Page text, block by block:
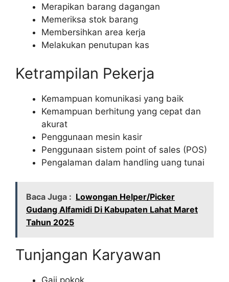
Merapikan barang dagangan
Memeriksa stok barang
Membersihkan area kerja
Melakukan penutupan kas
Ketrampilan Pekerja
Kemampuan komunikasi yang baik
Kemampuan berhitung yang cepat dan
akurat
Penggunaan mesin kasir
Penggunaan sistem point of sales (POS)
Pengalaman dalam handling uang tunai
Baca Juga : Lowongan Helper/Picker
Gudang Alfamidi Di Kabupaten Lahat Maret
Tahun 2025
Tunjangan Karyawan